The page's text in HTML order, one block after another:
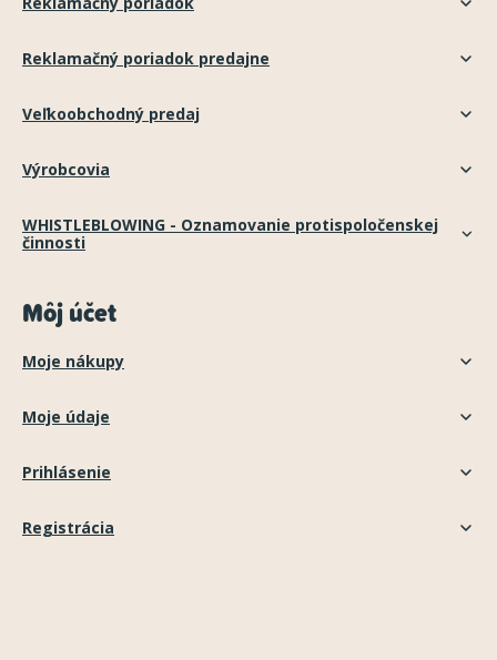
Reklamačný poriadok predajne
Veľkoobchodný predaj
Výrobcovia
WHISTLEBLOWING - Oznamovanie protispoločenskej
činnosti
Môj účet
Moje nákupy
Moje údaje
Prihlásenie
Registrácia